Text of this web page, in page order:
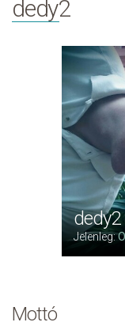
dedy2
dedy2
Jelenleg:
Mottó